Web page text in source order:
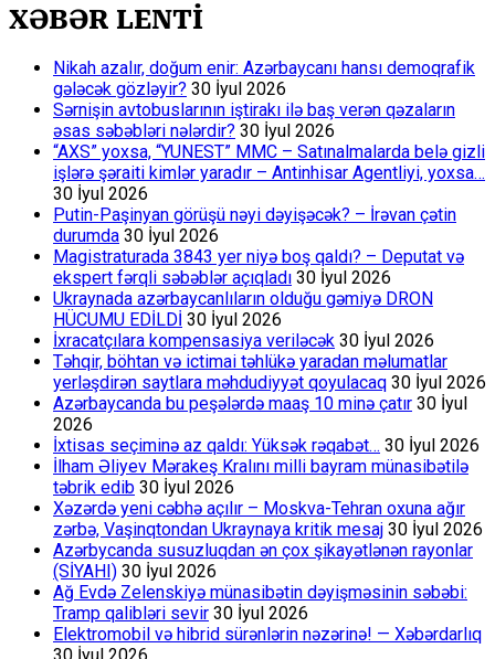
XƏBƏR LENTİ
Nikah azalır, doğum enir: Azərbaycanı hansı demoqrafik
gələcək gözləyir? 30 İyul 2026
Sərnişin avtobuslarının iştirakı ilə baş verən qəzaların
əsas səbəbləri nələrdir? 30 İyul 2026
“AXS” yoxsa, “YUNEST” MMC – Satınalmalarda belə gizli
işlərə şəraiti kimlər yaradır – Antinhisar Agentliyi, yoxsa…
30 İyul 2026
Putin-Paşinyan görüşü nəyi dəyişəcək? – İrəvan çətin
durumda 30 İyul 2026
Magistraturada 3843 yer niyə boş qaldı? – Deputat və
ekspert fərqli səbəblər açıqladı 30 İyul 2026
Ukraynada azərbaycanlıların olduğu gəmiyə DRON
HÜCUMU EDİLDİ 30 İyul 2026
İxracatçılara kompensasiya veriləcək 30 İyul 2026
Təhqir, böhtan və ictimai təhlükə yaradan məlumatlar
yerləşdirən saytlara məhdudiyyət qoyulacaq 30 İyul 2026
Azərbaycanda bu peşələrdə maaş 10 minə çatır 30 İyul
2026
İxtisas seçiminə az qaldı: Yüksək rəqabət… 30 İyul 2026
İlham Əliyev Mərakeş Kralını milli bayram münasibətilə
təbrik edib 30 İyul 2026
Xəzərdə yeni cəbhə açılır – Moskva-Tehran oxuna ağır
zərbə, Vaşinqtondan Ukraynaya kritik mesaj 30 İyul 2026
Azərbycanda susuzluqdan ən çox şikayətlənən rayonlar
(SİYAHI) 30 İyul 2026
Ağ Evdə Zelenskiyə münasibətin dəyişməsinin səbəbi:
Tramp qalibləri sevir 30 İyul 2026
Elektromobil və hibrid sürənlərin nəzərinə! — Xəbərdarlıq